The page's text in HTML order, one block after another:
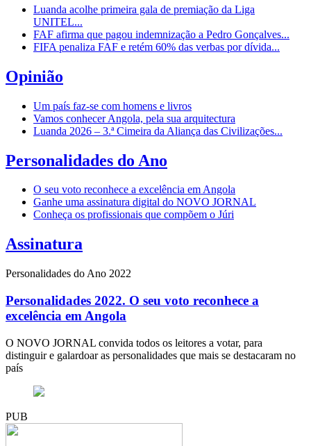
Luanda acolhe primeira gala de premiação da Liga
UNITEL...
FAF afirma que pagou indemnização a Pedro Gonçalves...
FIFA penaliza FAF e retém 60% das verbas por dívida...
Opinião
Um país faz-se com homens e livros
Vamos conhecer Angola, pela sua arquitectura
Luanda 2026 – 3.ª Cimeira da Aliança das Civilizações...
Personalidades do Ano
O seu voto reconhece a excelência em Angola
Ganhe uma assinatura digital do NOVO JORNAL
Conheça os profissionais que compõem o Júri
Assinatura
Personalidades do Ano 2022
Personalidades 2022. O seu voto reconhece a
excelência em Angola
O NOVO JORNAL convida todos os leitores a votar, para
distinguir e galardoar as personalidades que mais se destacaram no
país
PUB